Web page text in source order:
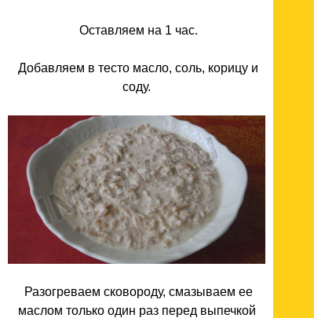
Оставляем на 1 час.
Добавляем в тесто масло, соль, корицу и
соду.
Разогреваем сковороду, смазываем ее
маслом только один раз перед выпечкой